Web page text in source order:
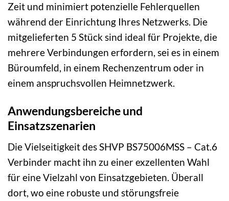
Zeit und minimiert potenzielle Fehlerquellen
während der Einrichtung Ihres Netzwerks. Die
mitgelieferten 5 Stück sind ideal für Projekte, die
mehrere Verbindungen erfordern, sei es in einem
Büroumfeld, in einem Rechenzentrum oder in
einem anspruchsvollen Heimnetzwerk.
Anwendungsbereiche und
Einsatzszenarien
Die Vielseitigkeit des SHVP BS75006MSS – Cat.6
Verbinder macht ihn zu einer exzellenten Wahl
für eine Vielzahl von Einsatzgebieten. Überall
dort, wo eine robuste und störungsfreie